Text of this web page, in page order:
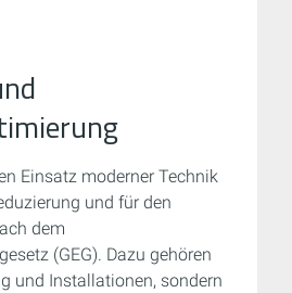
Einsatz moderner Technik
und für den
dem
(GEG) . Dazu gehören
und Installationen, sondern